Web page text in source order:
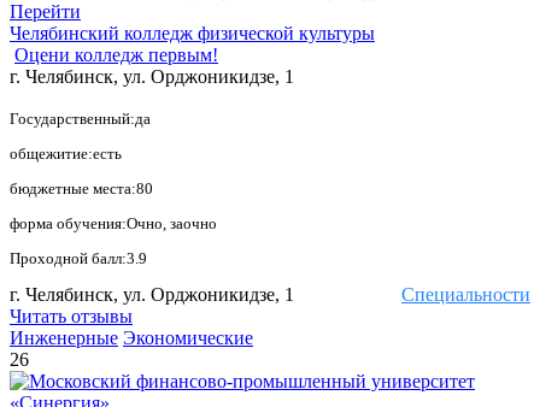
Перейти
Челябинский колледж физической культуры
Оцени колледж первым!
г. Челябинск, ул. Орджоникидзе, 1
Государственный:да
общежитие:есть
бюджетные места:80
форма обучения:Очно, заочно
Проходной балл:3.9
Специальности
г. Челябинск, ул. Орджоникидзе, 1
Читать отзывы
Инженерные Экономические
26